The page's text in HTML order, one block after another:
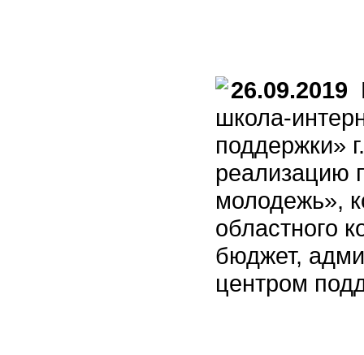
26.09.2019
школа-
поддержки»
реализацию
молодежь»,
областного
бюджет,
центром